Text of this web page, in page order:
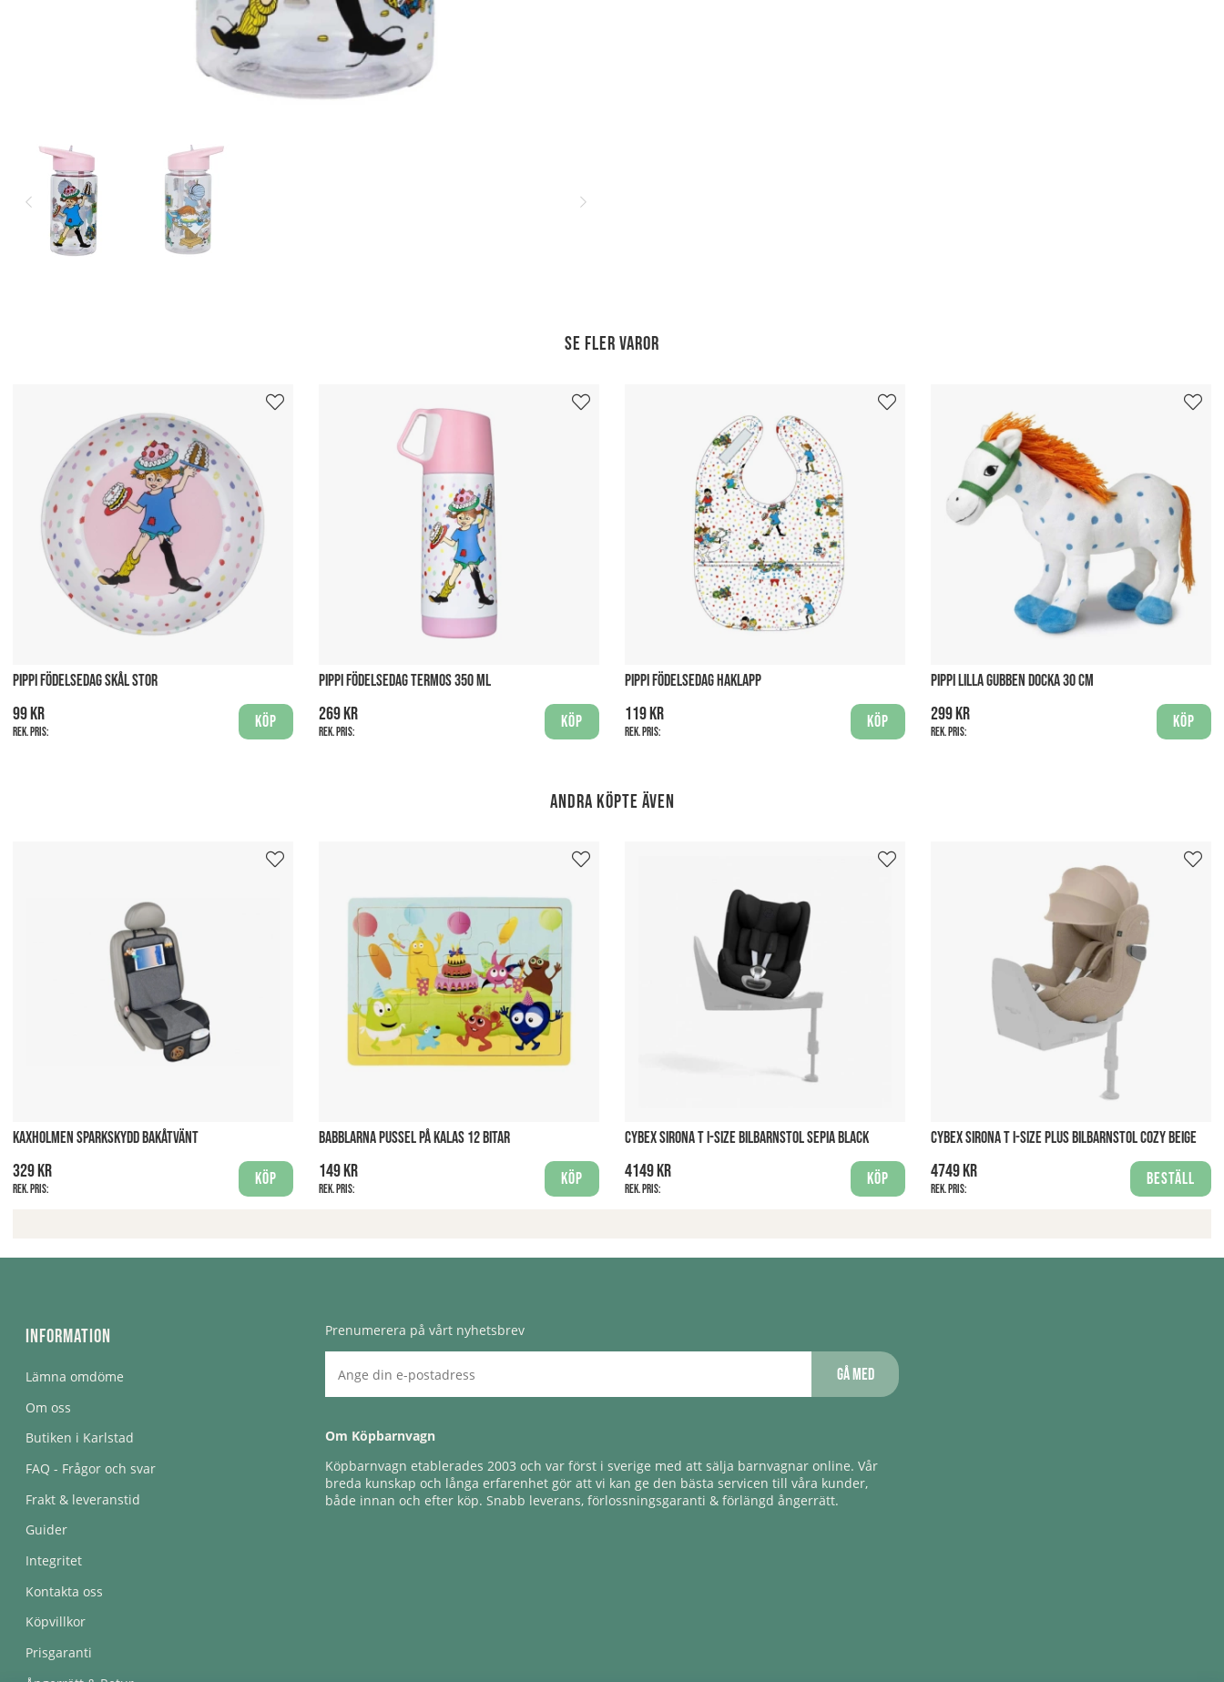
Se fler varor
PIPPI FÖDELSEDAG SKÅL STOR
99 kr
Rek. pris:
Köp
PIPPI FÖDELSEDAG TERMOS 350 ML
269 kr
Rek. pris:
Köp
PIPPI FÖDELSEDAG HAKLAPP
119 kr
Rek. pris:
Köp
PIPPI LILLA GUBBEN DOCKA 30 CM
299 kr
Rek. pris:
Köp
Andra köpte även
KAXHOLMEN SPARKSKYDD BAKÅTVÄNT
329 kr
Rek. pris:
Köp
BABBLARNA PUSSEL PÅ KALAS 12 BITAR
149 kr
Rek. pris:
Köp
CYBEX SIRONA T I-SIZE BILBARNSTOL SEPIA BLACK
4149 kr
Rek. pris:
Köp
CYBEX SIRONA T I-SIZE PLUS BILBARNSTOL COZY BEIGE
4749 kr
Rek. pris:
Beställ
Information
Lämna omdöme
Om oss
Butiken i Karlstad
FAQ - Frågor och svar
Frakt & leveranstid
Guider
Integritet
Kontakta oss
Köpvillkor
Prisgaranti
Prenumerera på vårt nyhetsbrev
Gå med
Om Köpbarnvagn
Köpbarnvagn etablerades 2003 och var först i sverige med att sälja barnvagnar online. Vår
breda kunskap och långa erfarenhet gör att vi kan ge den bästa servicen till våra kunder,
både innan och efter köp. Snabb leverans, förlossningsgaranti & förlängd ångerrätt.